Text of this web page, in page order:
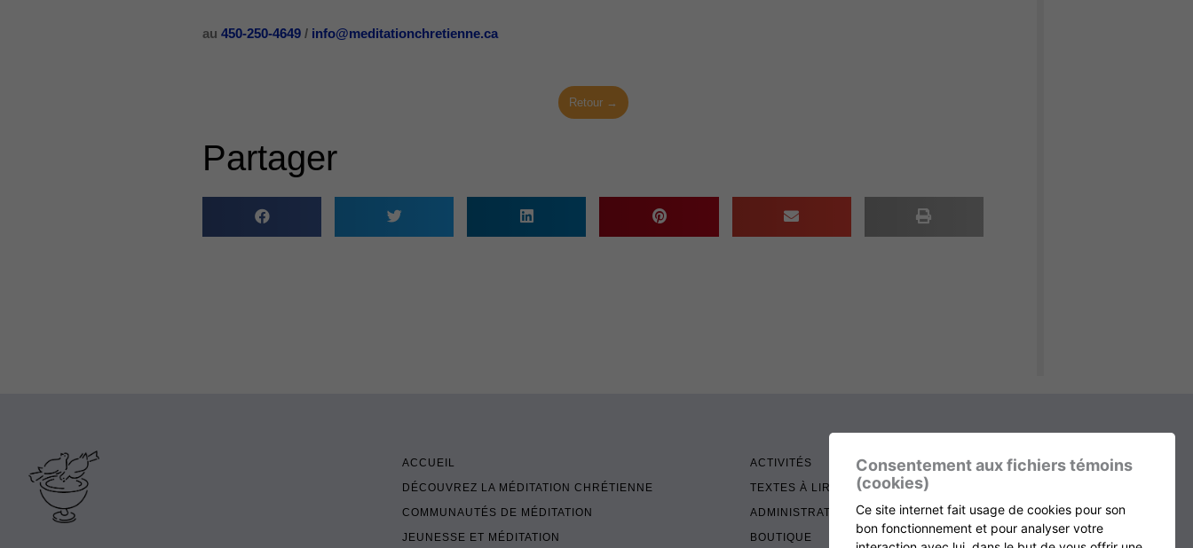
au 450-250-4649 / info@meditationchretienne.ca
Retour →
Partager
ACCUEIL
DÉCOUVREZ LA MÉDITATION CHRÉTIENNE
COMMUNAUTÉS DE MÉDITATION
JEUNESSE ET MÉDITATION
ACTIVITÉS
TEXTES À LIRE
ADMINISTRATION
BOUTIQUE
Consentement aux fichiers témoins
(cookies)
Ce site internet fait usage de cookies pour son
bon fonctionnement et pour analyser votre